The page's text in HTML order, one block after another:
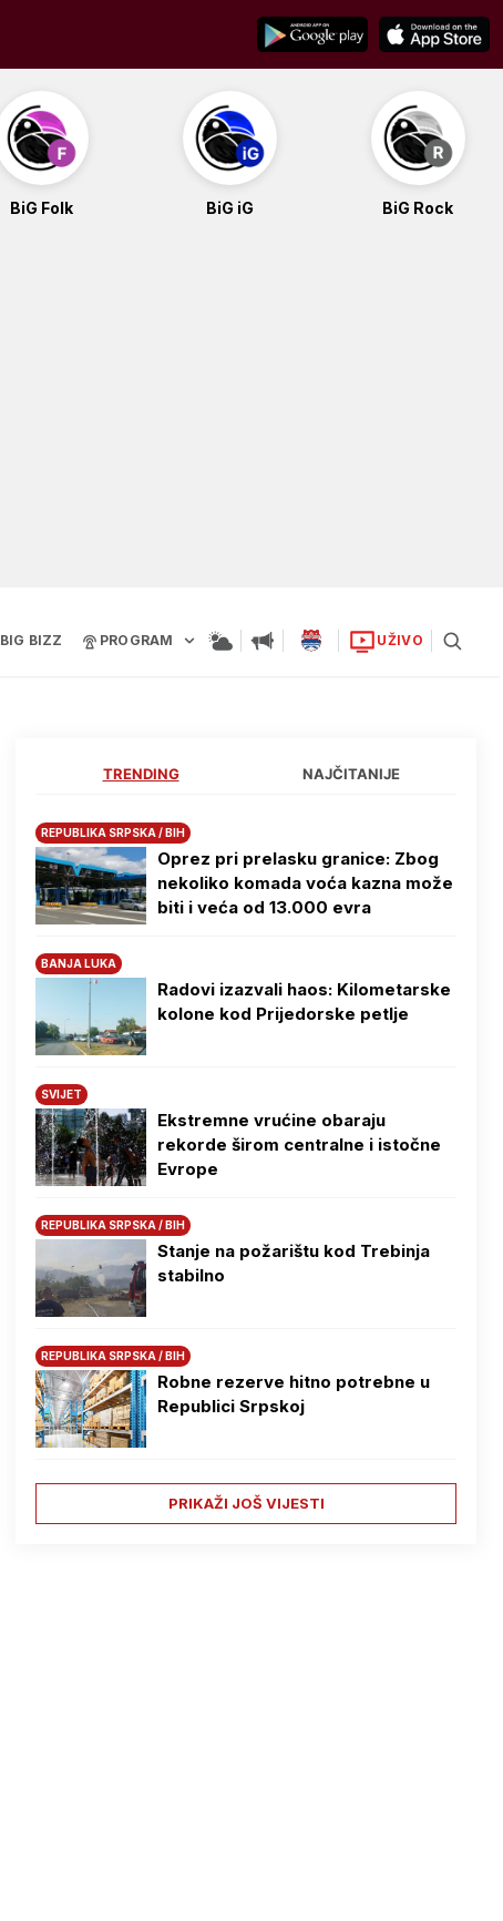
BiG Folk BiG iG BiG Rock
BIG BIZZ PROGRAM UŽIVO
TRENDING NAJČITANIJE
REPUBLIKA SRPSKA / BIH
Oprez pri prelasku granice: Zbog
nekoliko komada voća kazna može
biti i veća od 13.000 evra
BANJA LUKA
Radovi izazvali haos: Kilometarske
kolone kod Prijedorske petlje
SVIJET
Ekstremne vrućine obaraju
rekorde širom centralne i istočne
Evrope
REPUBLIKA SRPSKA / BIH
Stanje na požarištu kod Trebinja
stabilno
REPUBLIKA SRPSKA / BIH
Robne rezerve hitno potrebne u
Republici Srpskoj
PRIKAŽI JOŠ VIJESTI